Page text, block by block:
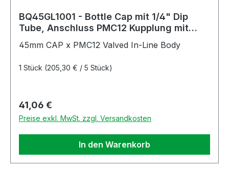
BQ45GL1001 - Bottle Cap mit 1/4" Dip
Tube, Anschluss PMC12 Kupplung mit
45mm CAP x PMC12 Valved In-Line Body
1 Stück (205,30 € / 5 Stück)
Regulärer Preis:
41,06 €
Preise exkl. MwSt. zzgl. Versandkosten
In den Warenkorb